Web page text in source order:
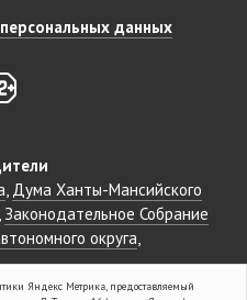
данных
Дума Ханты-Мансийского
Законодательное Собрание
округа
Яндекс Метрика, предоставляемый